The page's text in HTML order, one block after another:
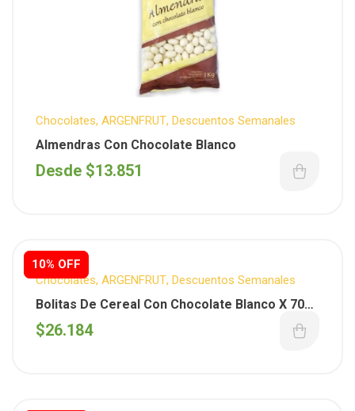
Chocolates, ARGENFRUT, Descuentos Semanales
Almendras Con Chocolate Blanco
Desde $13.851
10% OFF
10% OFF
Chocolates, ARGENFRUT, Descuentos Semanales
Bolitas De Cereal Con Chocolate Blanco X 700
Gs.
$26.184